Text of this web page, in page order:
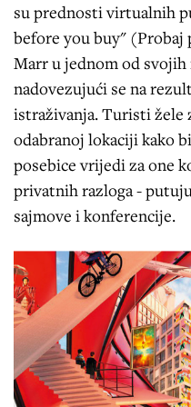
su prednosti virtualnih
before you buy" (Probaj
Marr u jednom od svojih
nadovezujući se na
istraživanja. Turisti žele
odabranoj lokaciji kako
posebice vrijedi za one
privatnih razloga -
sajmove i konferencije.